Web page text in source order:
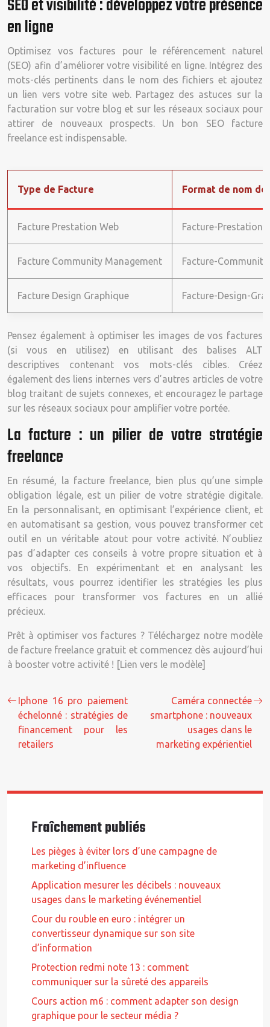
SEO et visibilité : développez votre présence
en ligne
Optimisez vos factures pour le référencement naturel
(SEO) afin d’améliorer votre visibilité en ligne. Intégrez des
mots-clés pertinents dans le nom des fichiers et ajoutez
un lien vers votre site web. Partagez des astuces sur la
facturation sur votre blog et sur les réseaux sociaux pour
attirer de nouveaux prospects. Un bon SEO facture
freelance est indispensable.
Type de Facture Format de nom
Facture Prestation Web Facture-Prestation-
Facture Community Management Facture-
Facture Design Graphique Facture-Design-
Pensez également à optimiser les images de vos factures
(si vous en utilisez) en utilisant des balises ALT
descriptives contenant vos mots-clés cibles. Créez
également des liens internes vers d’autres articles de votre
blog traitant de sujets connexes, et encouragez le partage
sur les réseaux sociaux pour amplifier votre portée.
La facture : un pilier de votre stratégie
freelance
En résumé, la facture freelance, bien plus qu’une simple
obligation légale, est un pilier de votre stratégie digitale.
En la personnalisant, en optimisant l’expérience client, et
en automatisant sa gestion, vous pouvez transformer cet
outil en un véritable atout pour votre activité. N’oubliez
pas d’adapter ces conseils à votre propre situation et à
vos objectifs. En expérimentant et en analysant les
résultats, vous pourrez identifier les stratégies les plus
efficaces pour transformer vos factures en un allié
précieux.
Prêt à optimiser vos factures ? Téléchargez notre modèle
de facture freelance gratuit et commencez dès aujourd’hui
à booster votre activité ! [Lien vers le modèle]
Iphone 16 pro paiement
échelonné : stratégies de
financement pour les
retailers
Caméra connectée
smartphone : nouveaux
usages dans le
marketing expérientiel
Fraîchement publiés
Les pièges à éviter lors d’une campagne de
marketing d’influence
Application mesurer les décibels : nouveaux
usages dans le marketing événementiel
Cour du rouble en euro : intégrer un
convertisseur dynamique sur son site
d’information
Protection redmi note 13 : comment
communiquer sur la sûreté des appareils
Cours action m6 : comment adapter son design
graphique pour le secteur média ?